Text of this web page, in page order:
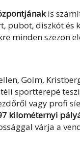
is
pubot, diszkót és
minden szezon
Golm,
sportterepé teszi
vagy profi
kilométernyi
várja a